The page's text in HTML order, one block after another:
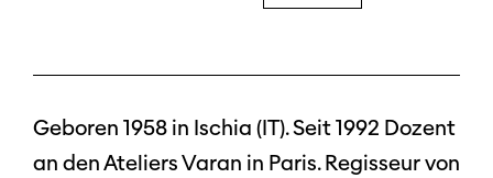
Geboren 1958 in Ischia (IT). Seit 1992 Dozent
an den Ateliers Varan in Paris. Regisseur von